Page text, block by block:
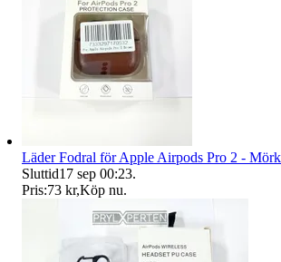
Läder Fodral för Apple Airpods Pro 2 -
Sluttid17 sep 00:23.
Pris:73 kr,Köp nu.